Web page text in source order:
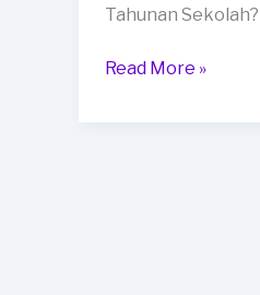
Tahunan
Read More »